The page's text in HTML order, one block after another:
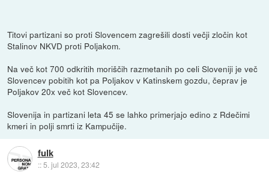
Titovi partizani so proti Slovencem zagrešili dosti večji zločin kot
Stalinov NKVD proti Poljakom.
Na več kot 700 odkritih moriščih razmetanih po celi Sloveniji je več
Slovencev pobitih kot pa Poljakov v Katinskem gozdu, čeprav je
Poljakov 20x več kot Slovencev.
Slovenija in partizani leta 45 se lahko primerjajo edino z Rdečimi
kmeri in polji smrti iz Kampučije.
fulk
::5. jul 2023, 23:42